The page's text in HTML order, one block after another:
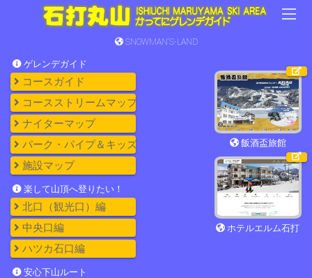
SNOWMAN'S-LAND
ゲレンデガイド
コースガイド
コースストリームマップ
ナイターマップ
パーク・パイプ＆キッズ
施設マップ
楽して山頂へ登りたい！
北口（観光口）編
中央口編
ハツカ石口編
安心下山ルート
飯酒盃旅館
ホテルエルム石打